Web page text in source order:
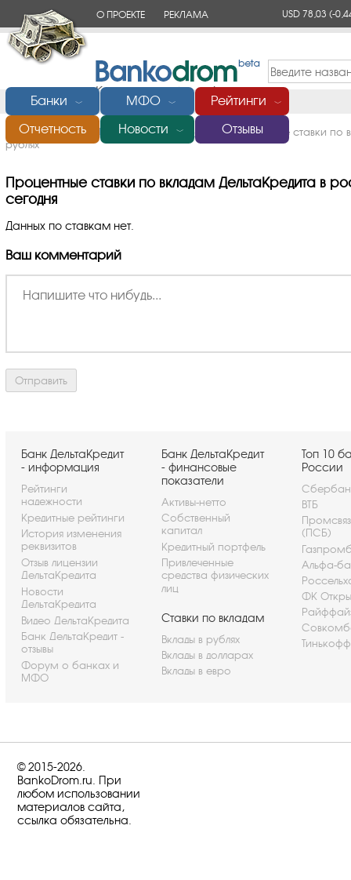
О ПРОЕКТЕ РЕКЛАМА USD 78,03(-
Банки ﹀ МФО ﹀ Рейтинги ﹀
Отчетность Новости ﹀ Отзывы
Главная/Банки России/ДельтаКредит /Процентные ставки по
рублях
Процентные ставки по вкладам ДельтаКредита в
сегодня
Данных по ставкам нет.
Ваш комментарий
Банк ДельтаКредит
- информация
Рейтинги
надежности
Кредитные рейтинги
История изменения
реквизитов
Отзыв лицензии
ДельтаКредита
Новости
ДельтаКредита
Видео ДельтаКредита
Банк ДельтаКредит -
отзывы
Форум о банках и
МФО
Банк ДельтаКредит
- финансовые
показатели
Активы-нетто
Собственный
капитал
Кредитный портфель
Привлеченные
средства физических
лиц
Ставки по вкладам
Вклады в рублях
Вклады в долларах
Вклады в евро
Топ 10
России
ВТБ
(ПСБ)
Альфа-
ФК
© 2015-2026.
BankoDrom.ru. При
любом использовании
материалов сайта,
ссылка обязательна.